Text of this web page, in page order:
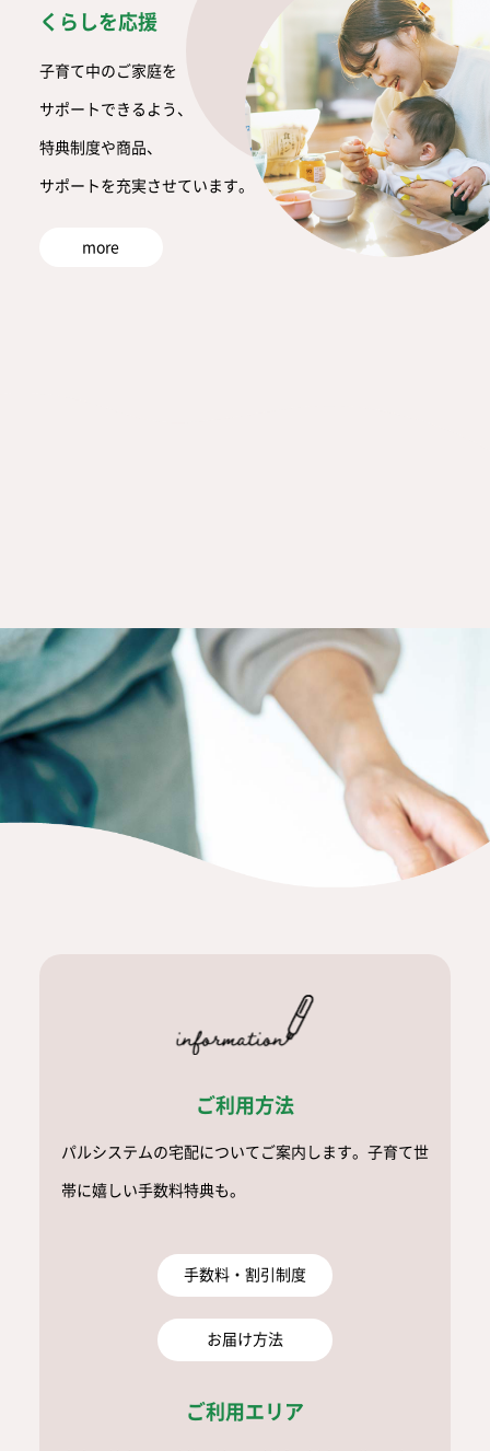
くらしを応援
子育て中のご家庭を
サポートできるよう、
特典制度や商品、
サポートを充実させています。
more
ご利用方法
パルシステムの宅配についてご案内します。 子育て世
帯に嬉しい手数料特典も。
手数料・割引制度
お届け方法
ご利用エリア